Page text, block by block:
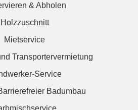
& Abholen
Holzzuschnitt
Mietservice
Transportervermietung
Service
Badumbau